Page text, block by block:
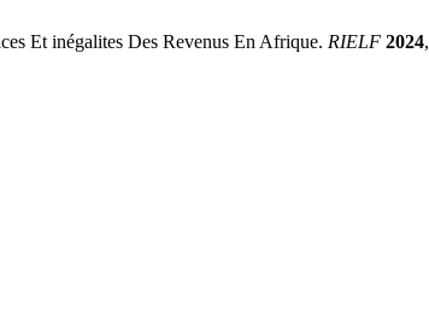
Et inégalites Des Revenus En Afrique. RIELF 2024,